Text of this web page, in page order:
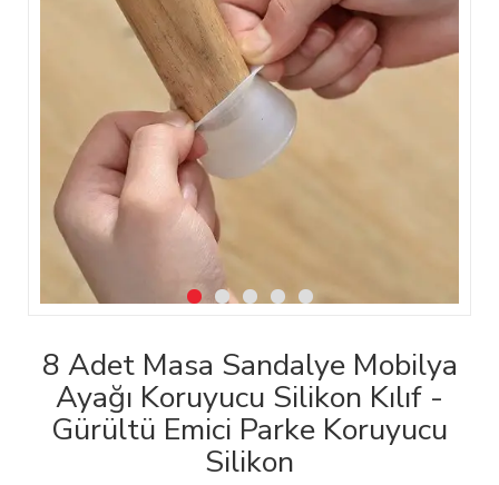
8 Adet Masa Sandalye Mobilya
Ayağı Koruyucu Silikon Kılıf -
Gürültü Emici Parke Koruyucu
Silikon